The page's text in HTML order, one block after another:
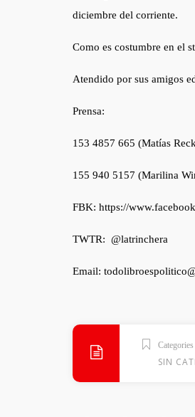
diciembre del corriente.
Como es costumbre en el
Atendido por sus amigos
Prensa:
153 4857 665 (Matías
155 940 5157 (Marilina
FBK: https://
TWTR: @latrinchera
Email:
Categories
SIN